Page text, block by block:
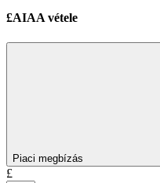
£AIAA vétele
Piaci megbízás
£